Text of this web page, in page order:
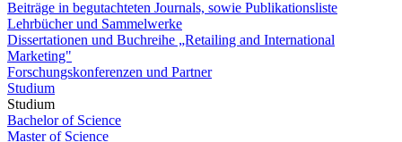
Beiträge in begutachteten Journals, sowie Publikationsliste
Lehrbücher und Sammelwerke
Dissertationen und Buchreihe „Retailing and International
Marketing"
Forschungskonferenzen und Partner
Studium
Studium
Bachelor of Science
Master of Science